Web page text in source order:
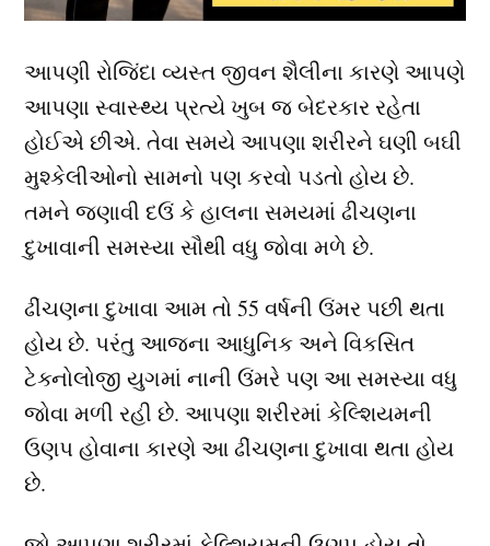
આપણી રોજિંદા વ્યસ્ત જીવન શૈલીના કારણે આપણે
આપણા સ્વાસ્થ્ય પ્રત્યે ખુબ જ બેદરકાર રહેતા
હોઈએ છીએ. તેવા સમયે આપણા શરીરને ઘણી બઘી
મુશ્કેલીઓનો સામનો પણ કરવો પડતો હોય છે.
તમને જણાવી દઉં કે હાલના સમયમાં ઢીચણના
દુખાવાની સમસ્યા સૌથી વધુ જોવા મળે છે.
ઢીંચણના દુખાવા આમ તો 55 વર્ષની ઉંમર પછી થતા
હોય છે. પરંતુ આજના આધુનિક અને વિકસિત
ટેક્નોલોજી યુગમાં નાની ઉંમરે પણ આ સમસ્યા વધુ
જોવા મળી રહી છે. આપણા શરીરમાં કેલ્શિયમની
ઉણપ હોવાના કારણે આ ઢીંચણના દુખાવા થતા હોય
છે.